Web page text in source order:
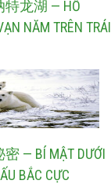
龙湖 — HỒ
NĂM TRÊN TRÁI
— BÍ MẬT DƯỚI
BẮC CỰC